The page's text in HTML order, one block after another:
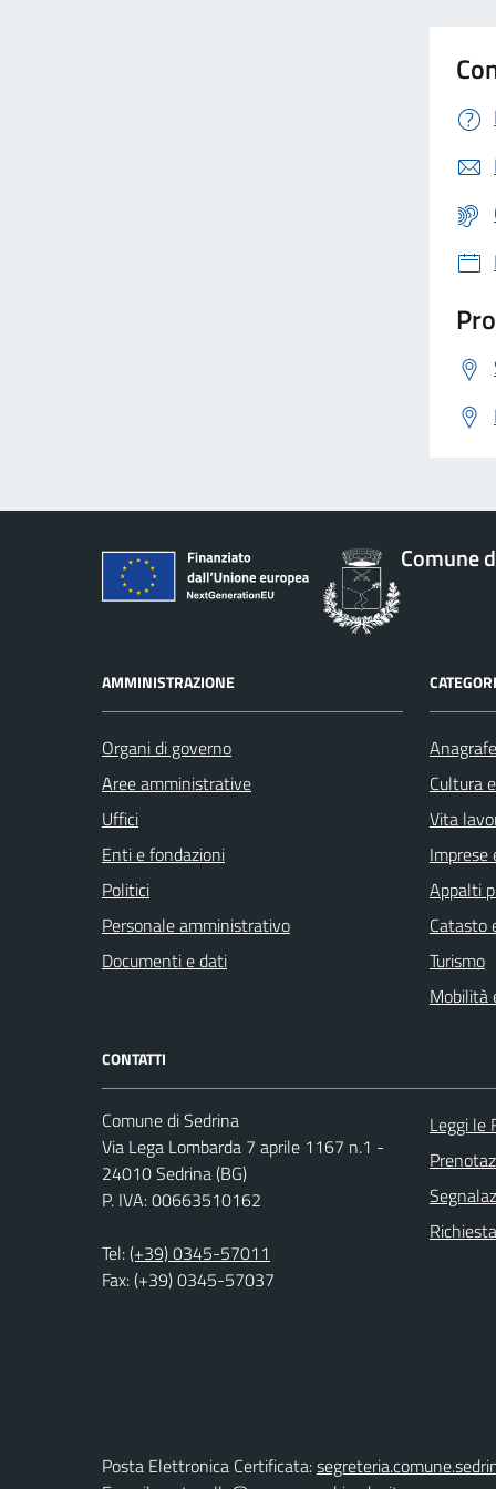
Comune
AMMINISTRAZIONE
Organi di governo
Aree amministrative
Uffici
Enti e fondazioni
Politici
Personale amministrativo
Documenti e dati
Cultura
Vita
Imprese
Appalti
Catasto
Turismo
Mobilità
CONTATTI
Comune di Sedrina
Via Lega Lombarda 7 aprile 1167 n.1 -
24010 Sedrina (BG)
P. IVA: 00663510162
Tel:(+39) 0345-57011
Fax: (+39) 0345-57037
Leggi le
Posta Elettronica Certificata: